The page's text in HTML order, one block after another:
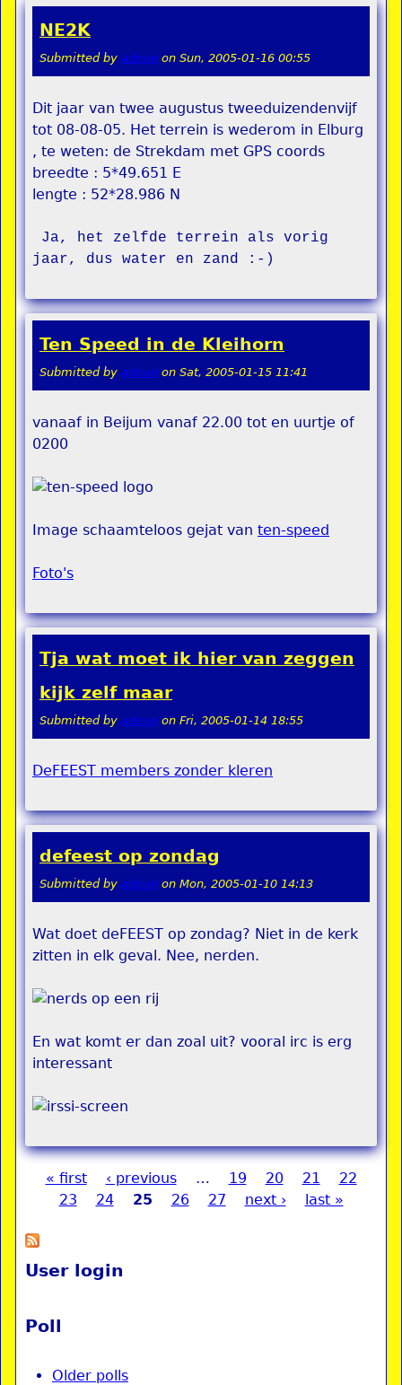
NE2K
Submitted by admin on Sun, 2005-01-16 00:55
Dit jaar van twee augustus tweeduizendenvijf
tot 08-08-05. Het terrein is wederom in Elburg
, te weten: de Strekdam met GPS coords
breedte : 5*49.651 E
lengte : 52*28.986 N
Ten Speed in de Kleihorn
Submitted by admin on Sat, 2005-01-15 11:41
vanaaf in Beijum vanaf 22.00 tot en uurtje of
0200
Image schaamteloos gejat van ten-speed
Foto's
Tja wat moet ik hier van zeggen
kijk zelf maar
Submitted by admin on Fri, 2005-01-14 18:55
DeFEEST members zonder kleren
defeest op zondag
Submitted by admin on Mon, 2005-01-10 14:13
Wat doet deFEEST op zondag? Niet in de kerk
zitten in elk geval. Nee, nerden.
En wat komt er dan zoal uit? vooral irc is erg
interessant
Pages
« first ‹ previous … 19 20 21
22
23
24 25 26 27 next › last »
User login
Poll
Older polls